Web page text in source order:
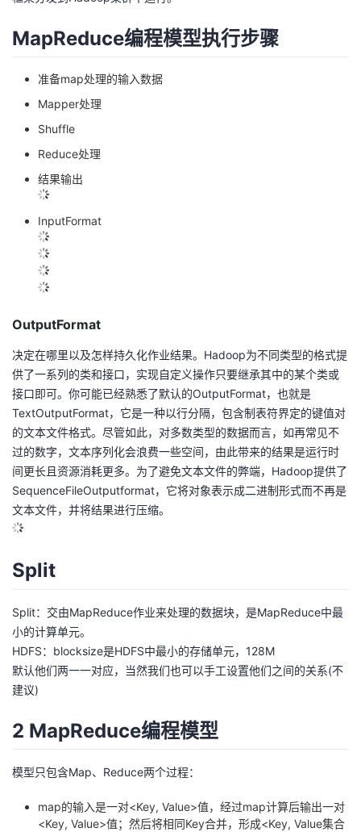
MapReduce编程模型执行步骤
准备map处理的输入数据
Mapper处理
Shuffle
Reduce处理
结果输出
InputFormat
OutputFormat
决定在哪里以及怎样持久化作业结果。Hadoop为不同类型的格式提
供了一系列的类和接口，实现自定义操作只要继承其中的某个类或
接口即可。你可能已经熟悉了默认的OutputFormat，也就是
TextOutputFormat，它是一种以行分隔，包含制表符界定的键值对
的文本文件格式。尽管如此，对多数类型的数据而言，如再常见不
过的数字，文本序列化会浪费一些空间，由此带来的结果是运行时
间更长且资源消耗更多。为了避免文本文件的弊端，Hadoop提供了
SequenceFileOutputformat，它将对象表示成二进制形式而不再是
文本文件，并将结果进行压缩。
Split
Split：交由MapReduce作业来处理的数据块，是MapReduce中最
小的计算单元。
HDFS：blocksize是HDFS中最小的存储单元，128M
默认他们两一一对应，当然我们也可以手工设置他们之间的关系(不
建议)
2 MapReduce编程模型
模型只包含Map、Reduce两个过程：
map的输入是一对<Key, Value>值，经过map计算后输出一对
<Key, Value>值；然后将相同Key合并，形成<Key, Value集合